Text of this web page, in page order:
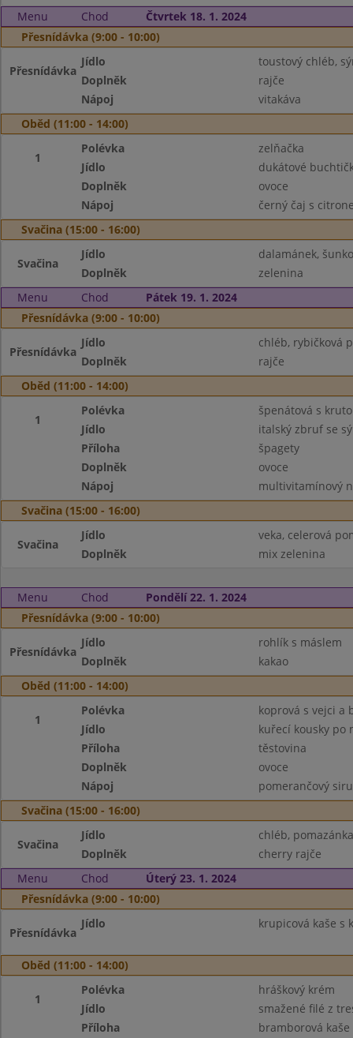
Menu
Chod
Čtvrtek 18. 1. 2024
Přesnídávka (9:00 - 10:00)
Přesnídávka
Jídlo
toustový chléb,
Doplněk
rajče
Nápoj
vitakáva
Oběd (11:00 - 14:00)
1
Polévka
zelňačka
Jídlo
dukátové
Doplněk
ovoce
Nápoj
černý čaj s
Svačina (15:00 - 16:00)
Svačina
Jídlo
dalamánek,
Doplněk
zelenina
Menu
Chod
Pátek 19. 1. 2024
Přesnídávka (9:00 - 10:00)
Přesnídávka
Jídlo
chléb, rybičková
Doplněk
rajče
Oběd (11:00 - 14:00)
1
Polévka
špenátová s
Jídlo
italský zbruf se
Příloha
špagety
Doplněk
ovoce
Nápoj
multivitamínový
Svačina (15:00 - 16:00)
Svačina
Jídlo
veka, celerová
Doplněk
mix zelenina
Menu Chod
Pondělí 22. 1. 2024
Přesnídávka (9:00 - 10:00)
Přesnídávka
Jídlo
rohlík s máslem
Doplněk
kakao
Oběd (11:00 - 14:00)
1
Polévka
koprová s vejci a
Jídlo
kuřecí kousky po
Příloha
těstovina
Doplněk
ovoce
Nápoj
pomerančový
Svačina (15:00 - 16:00)
Svačina
Jídlo
chléb,
Doplněk
cherry rajče
Menu
Chod
Úterý 23. 1. 2024
Přesnídávka (9:00 - 10:00)
Přesnídávka
Jídlo krupicová kaše s
Oběd (11:00 - 14:00)
1
Polévka
hráškový krém
Jídlo
smažené filé z
Příloha
bramborová kaše